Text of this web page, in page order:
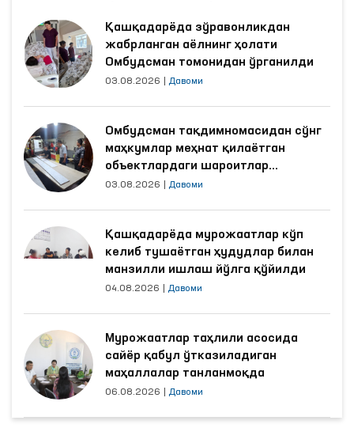
Қашқадарёда зўравонликдан
жабрланган аёлнинг ҳолати
Омбудсман томонидан ўрганилди
03.08.2026 Давоми
Омбудсман тақдимномасидан сўнг
маҳкумлар меҳнат қилаётган
объектлардаги шароитлар
яхшиланди
03.08.2026 Давоми
Қашқадарёда мурожаатлар кўп
келиб тушаётган ҳудудлар билан
манзилли ишлаш йўлга қўйилди
04.08.2026 Давоми
Мурожаатлар таҳлили асосида
сайёр қабул ўтказиладиган
маҳаллалар танланмоқда
06.08.2026 Давоми